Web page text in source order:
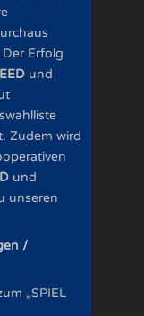
Erfolg
und
Zudem wird
und
unseren
/
„SPIEL